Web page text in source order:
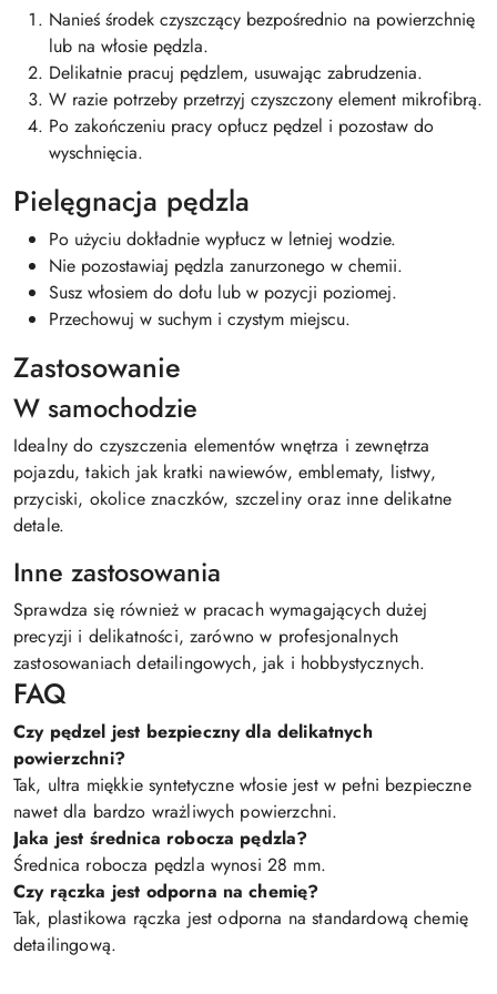
Nanieś środek czyszczący bezpośrednio na powierzchnię
lub na włosie pędzla.
Delikatnie pracuj pędzlem, usuwając zabrudzenia.
W razie potrzeby przetrzyj czyszczony element mikrofibrą.
Po zakończeniu pracy opłucz pędzel i pozostaw do
wyschnięcia.
Pielęgnacja pędzla
Po użyciu dokładnie wypłucz w letniej wodzie.
Nie pozostawiaj pędzla zanurzonego w chemii.
Susz włosiem do dołu lub w pozycji poziomej.
Przechowuj w suchym i czystym miejscu.
Zastosowanie
W samochodzie
Idealny do czyszczenia elementów wnętrza i zewnętrza
pojazdu, takich jak kratki nawiewów, emblematy, listwy,
przyciski, okolice znaczków, szczeliny oraz inne delikatne
detale.
Inne zastosowania
Sprawdza się również w pracach wymagających dużej
precyzji i delikatności, zarówno w profesjonalnych
zastosowaniach detailingowych, jak i hobbystycznych.
FAQ
Czy pędzel jest bezpieczny dla delikatnych
powierzchni?
Tak, ultra miękkie syntetyczne włosie jest w pełni bezpieczne
nawet dla bardzo wrażliwych powierzchni.
Jaka jest średnica robocza pędzla?
Średnica robocza pędzla wynosi 28 mm.
Czy rączka jest odporna na chemię?
Tak, plastikowa rączka jest odporna na standardową chemię
detailingową.